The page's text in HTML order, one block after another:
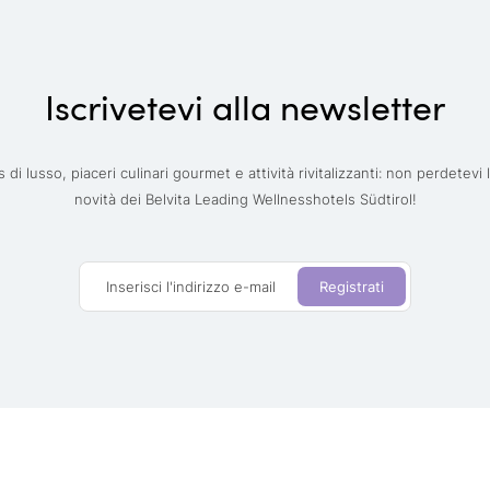
Iscrivetevi alla newsletter
di lusso, piaceri culinari gourmet e attività rivitalizzanti: non perdetevi
novità dei Belvita Leading Wellnesshotels Südtirol!
Inserisci l'indirizzo e-mail Registrati